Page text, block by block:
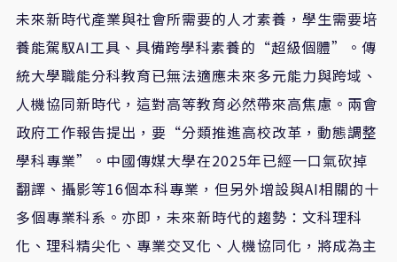
未來新時代產業與社會所需要的人才素養，學生需要培
養能駕馭AI工具、具備跨學科素養的“超級個體”。傳
統大學職能分科教育已無法適應未來多元能力與跨域、
人機協同新時代，這對高等教育必然帶來高焦慮。兩會
政府工作報告提出，要“分類推進高校改革，動態調整
學科專業”。中國傳媒大學在2025年已經一口氣砍掉
翻譯、攝影等16個本科專業，但另外增設與AI相關的十
多個專業科系。亦即，未來新時代的趨勢：文科理科
化、理科精尖化、專業交叉化、人機協同化，將成為主